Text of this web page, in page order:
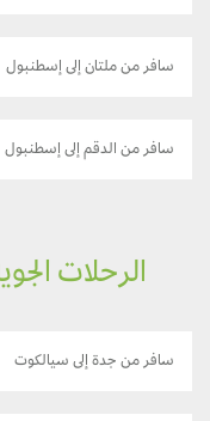
سافر من ملتان إلى إسطنبول
سافر من الدقم إلى إسطنبول
الرحلات
سافر من جدة إلى سيالكوت